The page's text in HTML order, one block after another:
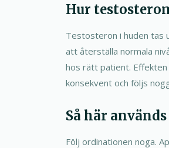
Hur
Testosteron i huden tas
att återställa normala
hos rätt patient. Effekten
konsekvent och följs
Så här
Följ ordinationen noga.